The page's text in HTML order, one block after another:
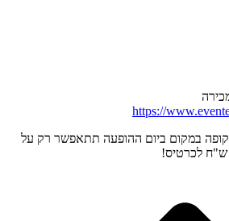
https://
במקום ביום ההופעה תתאפשר רק על